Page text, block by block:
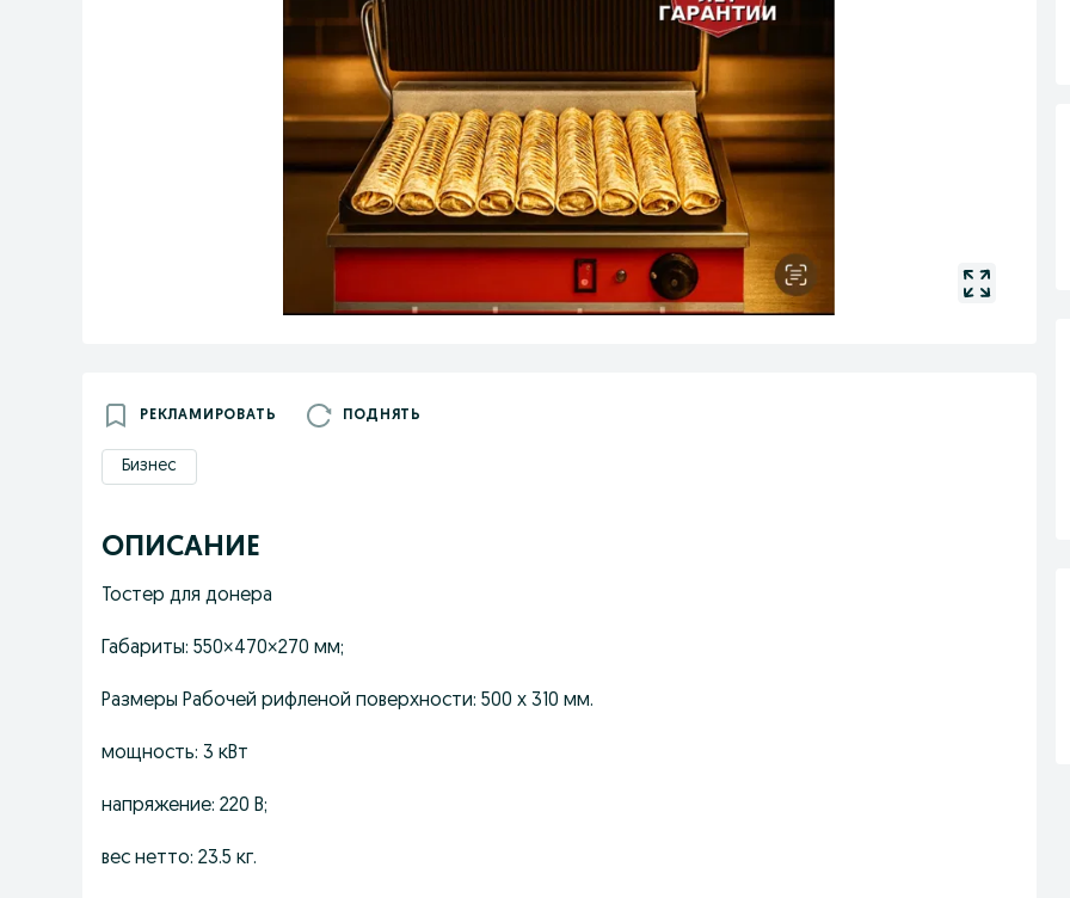
РЕКЛАМИРОВАТЬ ПОДНЯТЬ
Бизнес
ОПИСАНИЕ
Тостер для донера
Габариты: 550×470×270 мм;
Размеры Рабочей рифленой поверхности: 500 x 310 мм.
мощность: 3 кВт
напряжение: 220 В;
вес нетто: 23.5 кг.